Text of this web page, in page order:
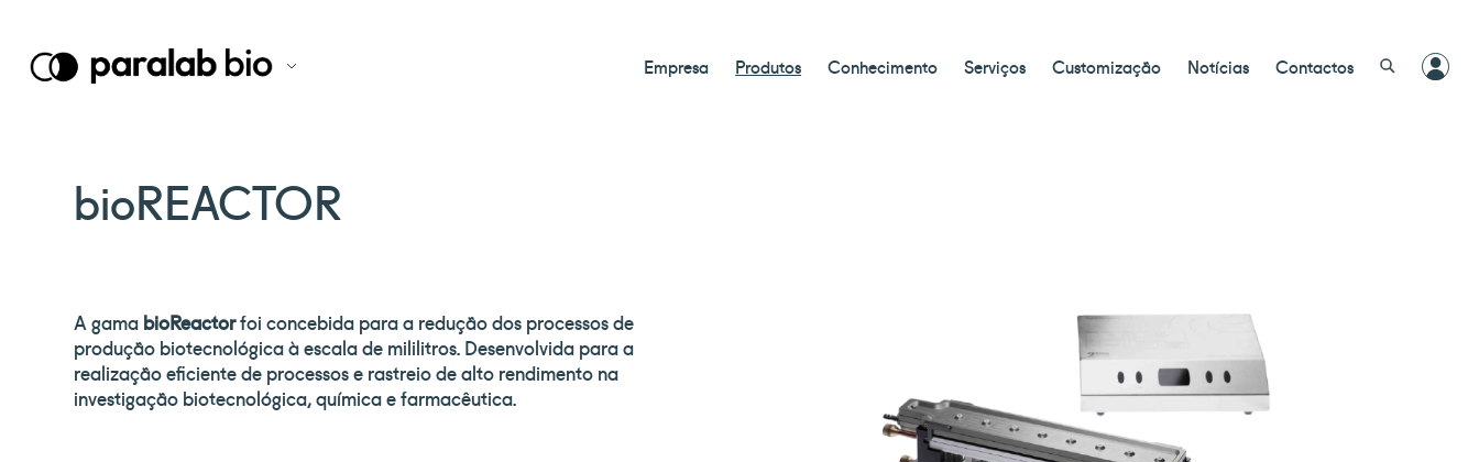
Empresa Produtos Conhecimento Serviços Customização Notícias Contactos
bioREACTOR
A gamabioReactorfoi concebida para a redução dos processos de
produção biotecnológica à escala de mililitros. Desenvolvida para a
realização eficiente de processos e rastreio de alto rendimento na
investigação biotecnológica, química e farmacêutica.